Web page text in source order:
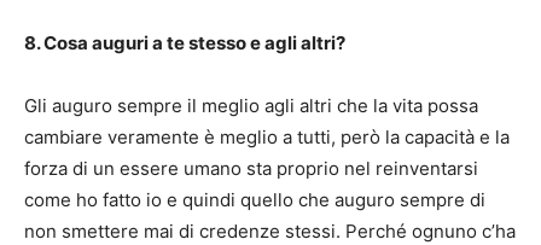
8. Cosa auguri a te stesso e agli altri?
Gli auguro sempre il meglio agli altri che la vita possa
cambiare veramente è meglio a tutti, però la capacità e la
forza di un essere umano sta proprio nel reinventarsi
come ho fatto io e quindi quello che auguro sempre di
non smettere mai di credenze stessi. Perché ognuno c’ha